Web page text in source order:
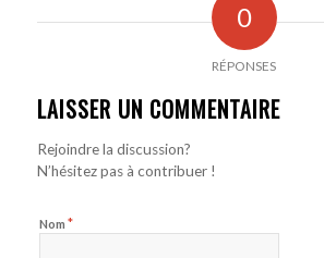
0
RÉPONSES
LAISSER UN COMMENTAIRE
Rejoindre la discussion?
N’hésitez pas à contribuer !
Nom *